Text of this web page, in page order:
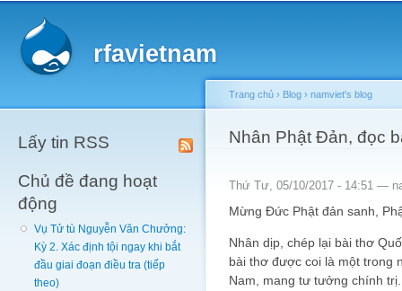
rfavietnam
Lấy tin RSS
Chủ đề đang hoạt
động
Vụ Tử tù Nguyễn Văn Chưởng:
Kỳ 2. Xác định tội ngay khi bắt
đầu giai đoạn điều tra (tiếp
theo)
You are here
Trang chủ › Blog › namviet's blog
Nhân Phật Đản, đọc
Thứ Tư, 05/10/2017 - 14:51 —
Mừng Đức Phật đản sanh,
Nhân dịp, chép lại bài thơ
bài thơ được coi là một trong
Nam, mang tư tưởng chính trị.